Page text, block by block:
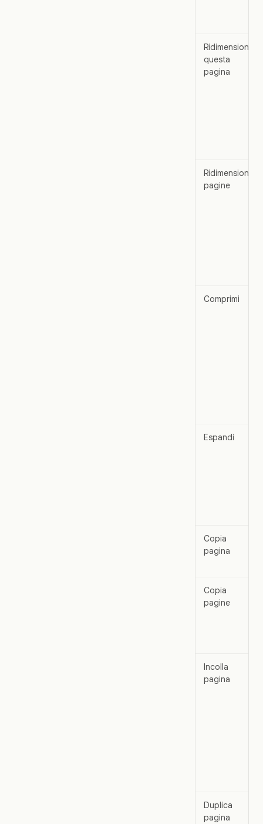
Ridimensiona
questa
pagina
Ridimensiona
pagine
Comprimi
Espandi
Copia
pagina
Copia
pagine
Incolla
pagina
Duplica
pagina